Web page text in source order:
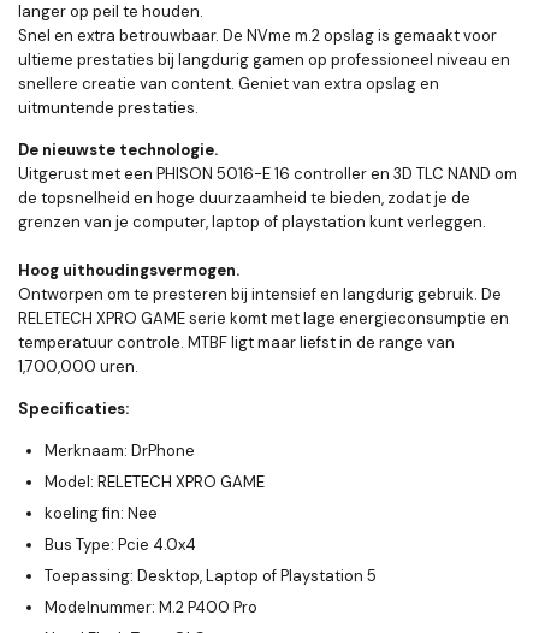
langer op peil te houden.
Snel en extra betrouwbaar. De NVme m.2 opslag is gemaakt voor
ultieme prestaties bij langdurig gamen op professioneel niveau en
snellere creatie van content. Geniet van extra opslag en
uitmuntende prestaties.
De nieuwste technologie.
Uitgerust met een PHISON 5016-E 16 controller en 3D TLC NAND om
de topsnelheid en hoge duurzaamheid te bieden, zodat je de
grenzen van je computer, laptop of playstation kunt verleggen.
Hoog uithoudingsvermogen.
Ontworpen om te presteren bij intensief en langdurig gebruik. De
RELETECH XPRO GAME serie komt met lage energieconsumptie en
temperatuur controle. MTBF ligt maar liefst in de range van
1,700,000 uren.
Specificaties:
Merknaam: DrPhone
Model: RELETECH XPRO GAME
koeling fin: Nee
Bus Type: Pcie 4.0x4
Toepassing: Desktop, Laptop of Playstation 5
Modelnummer: M.2 P400 Pro